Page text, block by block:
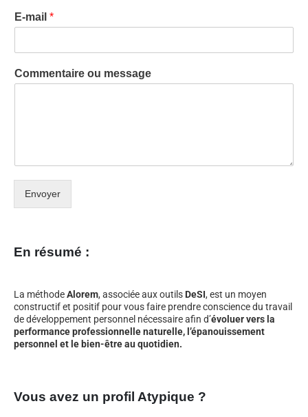
E-mail *
Commentaire ou message
Envoyer
En résumé :
La méthodeAlorem, associée aux outils DeSI, est un moyen
constructif et positif pour vous faire prendre conscience du travail
de développement personnel nécessaire afin d’évoluer vers la
performance professionnelle naturelle, l’épanouissement
personnel et le bien-être au quotidien.
Vous avez un profil Atypique ?